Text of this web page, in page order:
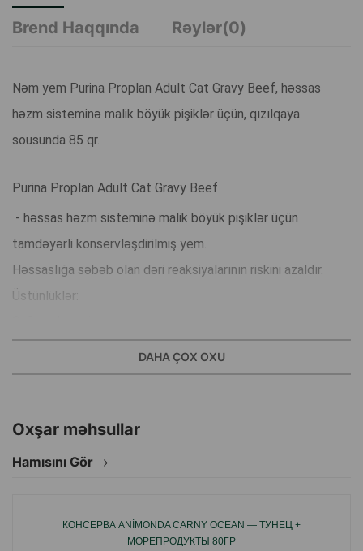
Brend Haqqında
Rəylər(0)
Nəm yem Purina Proplan Adult Cat Gravy Beef, həssas
həzm sisteminə malik böyük pişiklər üçün, qızılqaya
sousunda 85 qr.
Purina Proplan Adult Cat Gravy Beef
- həssas həzm sisteminə malik böyük pişiklər üçün
tamdəyərli konservləşdirilmiş yem.
Həssaslığa səbəb olan dəri reaksiyalarının riskini azaldır.
Üstünlüklər:
da həssas həzm sisteminə malik pişiklər üçün xüsusilə
Yüksək həzm olunma:
Dəqiq seçilmiş inqredientlər sayəsində yüksək həzm olunma
Dəri həssaslığı ilə bağlı reaksiyaları azaltmağa kömək edir.
DAHA ÇOX OXU
Oxşar məhsullar
Hamısını Gör
КОНСЕРВА ANIMONDA CARNY OCEAN — ТУНЕЦ +
МОРЕПРОДУКТЫ 80ГР